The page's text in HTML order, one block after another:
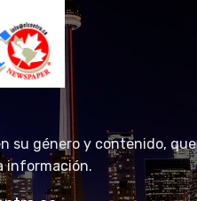
su género y contenido, que
información.